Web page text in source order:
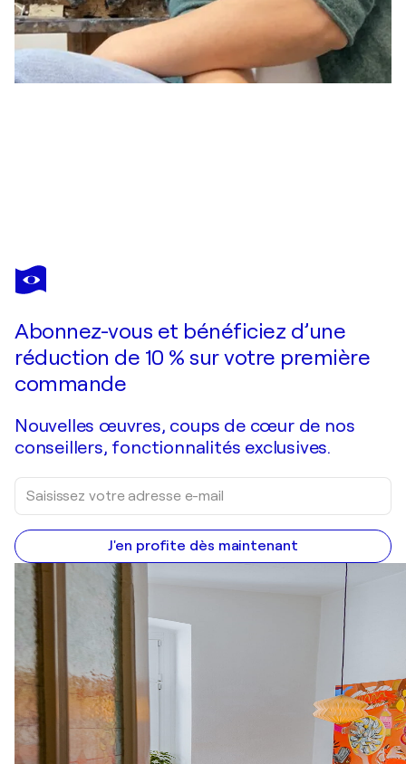
TATIANA HARIZANOVA
The lady with red hair
Abonnez-vous et bénéficiez d’une
réduction de 10 % sur votre première
commande
Nouvelles œuvres, coups de cœur de nos
conseillers, fonctionnalités exclusives.
J'en profite dès maintenant